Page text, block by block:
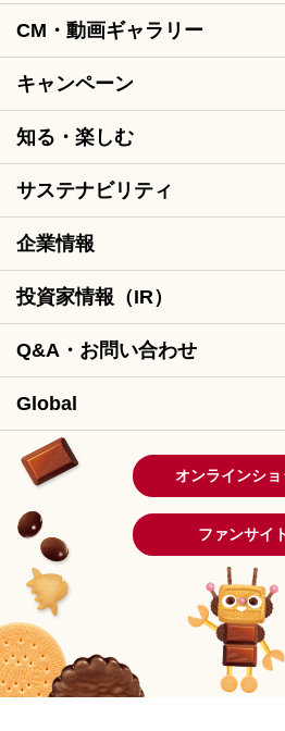
CM・動画ギャラリー
キャンペーン
知る・楽しむ
サステナビリティ
企業情報
投資家情報（IR）
Q&A・お問い合わせ
Global
オンラインショ
ファンサイ